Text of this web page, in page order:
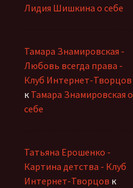
Лидия Шишкина о себе
Тамара Знамировская -
Любовь всегда права -
Клуб Интернет-Творцов
к Тамара Знамировская о
себе
Татьяна Ерошенко -
Картина детства - Клуб
Интернет-Творцов к